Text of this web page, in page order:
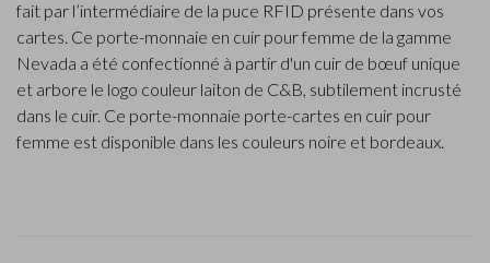
fait par l’intermédiaire de la puce RFID présente dans vos
cartes. Ce porte-monnaie en cuir pour femme de la gamme
Nevada a été confectionné à partir d'un cuir de bœuf unique
et arbore le logo couleur laiton de C&B, subtilement incrusté
dans le cuir. Ce porte-monnaie porte-cartes en cuir pour
femme est disponible dans les couleurs noire et bordeaux.